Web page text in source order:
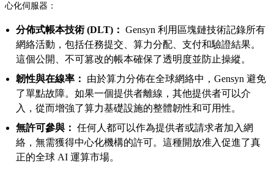
心化伺服器：
分佈式帳本技術 (DLT)： Gensyn 利用區塊鏈技術記錄所有
網絡活動，包括任務提交、算力分配、支付和驗證結果。
這個公開、不可篡改的帳本確保了透明度並防止操縱。
韌性與在線率：
由於算力分佈在全球網絡中，Gensyn 避免
了單點故障。如果一個提供者離線，其他提供者可以介
入，從而增強了算力基礎設施的整體韌性和可用性。
無許可參與： 任何人都可以作為提供者或請求者加入網
絡，無需獲得中心化機構的許可。這種開放准入促進了真
正的全球 AI 運算市場。